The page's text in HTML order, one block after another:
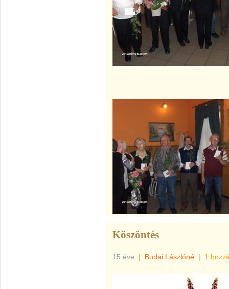
Köszöntés
15 éve | Budai Lászlóné | 1